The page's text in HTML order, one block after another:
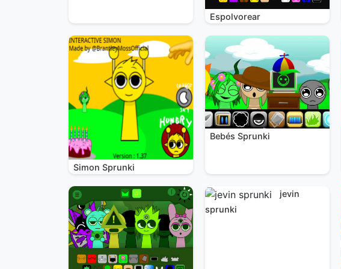
Espolvorear
Simon Sprunki
Bebés Sprunki
jevin
sprunki